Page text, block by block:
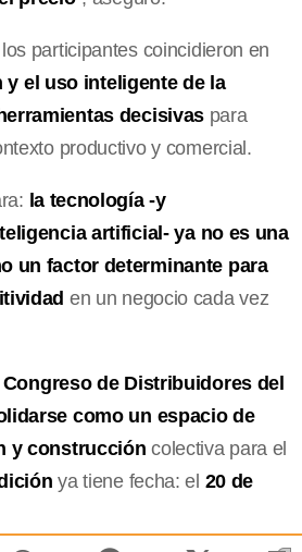
participantes coincidieron en
y el uso inteligente de la
decisivas para
productivo y comercial.
la tecnología -y
artificial- ya no es una
un factor determinante para
en un negocio cada vez
Congreso de Distribuidores del
como un espacio de
y construcción colectiva para el
ya tiene fecha: el 20 de